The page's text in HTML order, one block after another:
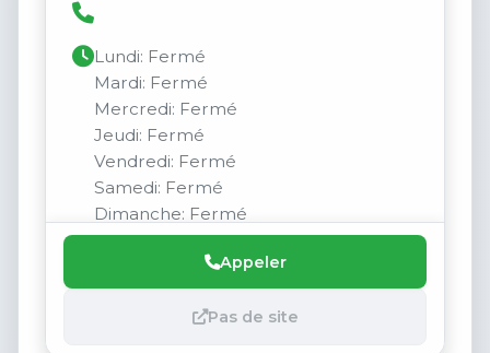
Lundi: Fermé
Mardi: Fermé
Mercredi: Fermé
Jeudi: Fermé
Vendredi: Fermé
Samedi: Fermé
Dimanche: Fermé
Appeler
Pas de site